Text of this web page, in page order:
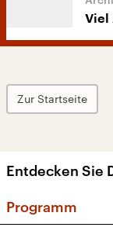
Viel
Zur Startseite
Entdecken Sie
Programm